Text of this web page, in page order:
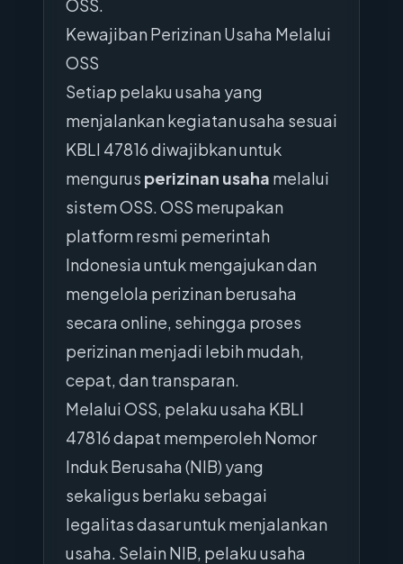
OSS.
Kewajiban Perizinan Usaha Melalui
OSS
Setiap pelaku usaha yang
menjalankan kegiatan usaha sesuai
KBLI 47816 diwajibkan untuk
mengurus perizinan usaha melalui
sistem OSS. OSS merupakan
platform resmi pemerintah
Indonesia untuk mengajukan dan
mengelola perizinan berusaha
secara online, sehingga proses
perizinan menjadi lebih mudah,
cepat, dan transparan.
Melalui OSS, pelaku usaha KBLI
47816 dapat memperoleh Nomor
Induk Berusaha (NIB) yang
sekaligus berlaku sebagai
legalitas dasar untuk menjalankan
usaha. Selain NIB, pelaku usaha